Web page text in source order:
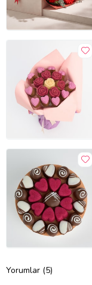
Yorumlar (5)